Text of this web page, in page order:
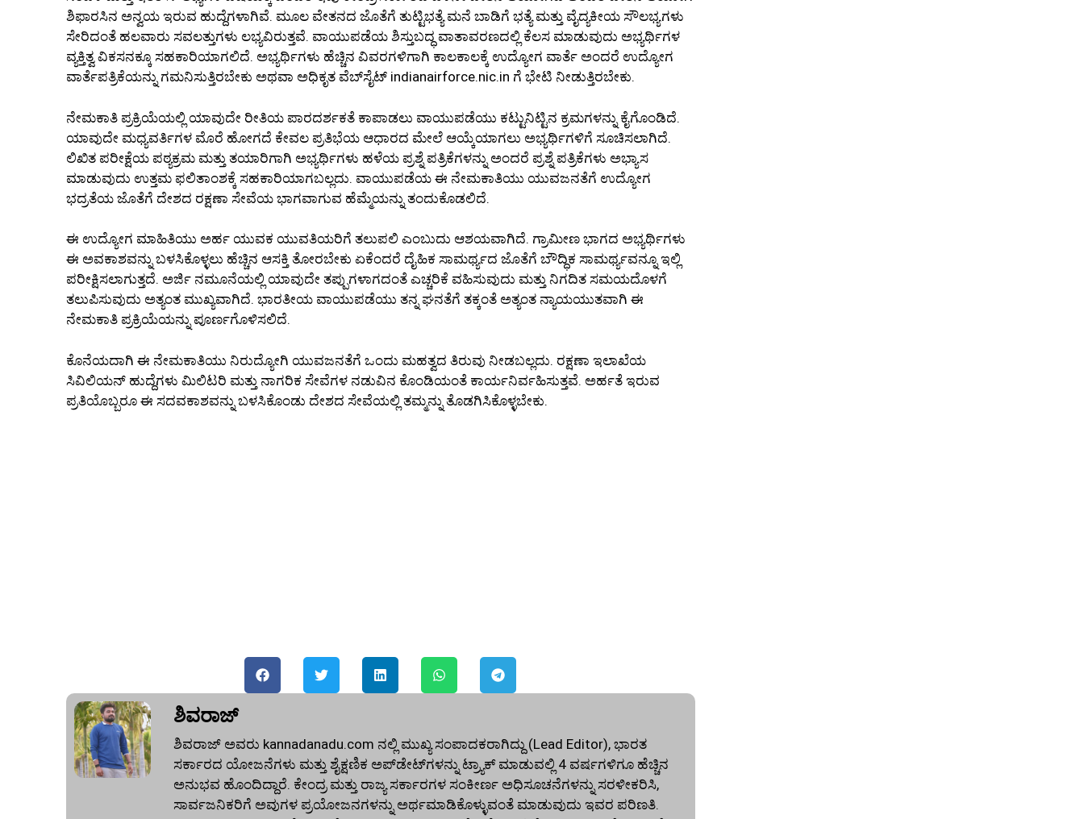
ಶಿಫಾರಸಿನ ಅನ್ವಯ ಇರುವ ಹುದ್ದೆಗಳಾಗಿವೆ. ಮೂಲ ವೇತನದ ಜೊತೆಗೆ ತುಟ್ಟಿಭತ್ಯೆ ಮನೆ ಬಾಡಿಗೆ ಭತ್ಯೆ ಮತ್ತು ವೈದ್ಯಕೀಯ ಸೌಲಭ್ಯಗಳು
ಸೇರಿದಂತೆ ಹಲವಾರು ಸವಲತ್ತುಗಳು ಲಭ್ಯವಿರುತ್ತವೆ. ವಾಯುಪಡೆಯ ಶಿಸ್ತುಬದ್ಧ ವಾತಾವರಣದಲ್ಲಿ ಕೆಲಸ ಮಾಡುವುದು ಅಭ್ಯರ್ಥಿಗಳ
ವ್ಯಕ್ತಿತ್ವ ವಿಕಸನಕ್ಕೂ ಸಹಕಾರಿಯಾಗಲಿದೆ. ಅಭ್ಯರ್ಥಿಗಳು ಹೆಚ್ಚಿನ ವಿವರಗಳಿಗಾಗಿ ಕಾಲಕಾಲಕ್ಕೆ ಉದ್ಯೋಗ ವಾರ್ತೆ ಅಂದರೆ ಉದ್ಯೋಗ
ವಾರ್ತೆಪತ್ರಿಕೆಯನ್ನು ಗಮನಿಸುತ್ತಿರಬೇಕು ಅಥವಾ ಅಧಿಕೃತ ವೆಬ್‌ಸೈಟ್ indianairforce.nic.in ಗೆ ಭೇಟಿ ನೀಡುತ್ತಿರಬೇಕು.
ನೇಮಕಾತಿ ಪ್ರಕ್ರಿಯೆಯಲ್ಲಿ ಯಾವುದೇ ರೀತಿಯ ಪಾರದರ್ಶಕತೆ ಕಾಪಾಡಲು ವಾಯುಪಡೆಯು ಕಟ್ಟುನಿಟ್ಟಿನ ಕ್ರಮಗಳನ್ನು ಕೈಗೊಂಡಿದೆ.
ಯಾವುದೇ ಮಧ್ಯವರ್ತಿಗಳ ಮೊರೆ ಹೋಗದೆ ಕೇವಲ ಪ್ರತಿಭೆಯ ಆಧಾರದ ಮೇಲೆ ಆಯ್ಕೆಯಾಗಲು ಅಭ್ಯರ್ಥಿಗಳಿಗೆ ಸೂಚಿಸಲಾಗಿದೆ.
ಲಿಖಿತ ಪರೀಕ್ಷೆಯ ಪಠ್ಯಕ್ರಮ ಮತ್ತು ತಯಾರಿಗಾಗಿ ಅಭ್ಯರ್ಥಿಗಳು ಹಳೆಯ ಪ್ರಶ್ನೆ ಪತ್ರಿಕೆಗಳನ್ನು ಅಂದರೆ ಪ್ರಶ್ನೆ ಪತ್ರಿಕೆಗಳು ಅಭ್ಯಾಸ
ಮಾಡುವುದು ಉತ್ತಮ ಫಲಿತಾಂಶಕ್ಕೆ ಸಹಕಾರಿಯಾಗಬಲ್ಲದು. ವಾಯುಪಡೆಯ ಈ ನೇಮಕಾತಿಯು ಯುವಜನತೆಗೆ ಉದ್ಯೋಗ
ಭದ್ರತೆಯ ಜೊತೆಗೆ ದೇಶದ ರಕ್ಷಣಾ ಸೇವೆಯ ಭಾಗವಾಗುವ ಹೆಮ್ಮೆಯನ್ನು ತಂದುಕೊಡಲಿದೆ.
ಈ ಉದ್ಯೋಗ ಮಾಹಿತಿಯು ಅರ್ಹ ಯುವಕ ಯುವತಿಯರಿಗೆ ತಲುಪಲಿ ಎಂಬುದು ಆಶಯವಾಗಿದೆ. ಗ್ರಾಮೀಣ ಭಾಗದ ಅಭ್ಯರ್ಥಿಗಳು
ಈ ಅವಕಾಶವನ್ನು ಬಳಸಿಕೊಳ್ಳಲು ಹೆಚ್ಚಿನ ಆಸಕ್ತಿ ತೋರಬೇಕು ಏಕೆಂದರೆ ದೈಹಿಕ ಸಾಮರ್ಥ್ಯದ ಜೊತೆಗೆ ಬೌದ್ಧಿಕ ಸಾಮರ್ಥ್ಯವನ್ನೂ ಇಲ್ಲಿ
ಪರೀಕ್ಷಿಸಲಾಗುತ್ತದೆ. ಅರ್ಜಿ ನಮೂನೆಯಲ್ಲಿ ಯಾವುದೇ ತಪ್ಪುಗಳಾಗದಂತೆ ಎಚ್ಚರಿಕೆ ವಹಿಸುವುದು ಮತ್ತು ನಿಗದಿತ ಸಮಯದೊಳಗೆ
ತಲುಪಿಸುವುದು ಅತ್ಯಂತ ಮುಖ್ಯವಾಗಿದೆ. ಭಾರತೀಯ ವಾಯುಪಡೆಯು ತನ್ನ ಘನತೆಗೆ ತಕ್ಕಂತೆ ಅತ್ಯಂತ ನ್ಯಾಯಯುತವಾಗಿ ಈ
ನೇಮಕಾತಿ ಪ್ರಕ್ರಿಯೆಯನ್ನು ಪೂರ್ಣಗೊಳಿಸಲಿದೆ.
ಕೊನೆಯದಾಗಿ ಈ ನೇಮಕಾತಿಯು ನಿರುದ್ಯೋಗಿ ಯುವಜನತೆಗೆ ಒಂದು ಮಹತ್ವದ ತಿರುವು ನೀಡಬಲ್ಲದು. ರಕ್ಷಣಾ ಇಲಾಖೆಯ
ಸಿವಿಲಿಯನ್ ಹುದ್ದೆಗಳು ಮಿಲಿಟರಿ ಮತ್ತು ನಾಗರಿಕ ಸೇವೆಗಳ ನಡುವಿನ ಕೊಂಡಿಯಂತೆ ಕಾರ್ಯನಿರ್ವಹಿಸುತ್ತವೆ. ಅರ್ಹತೆ ಇರುವ
ಪ್ರತಿಯೊಬ್ಬರೂ ಈ ಸದವಕಾಶವನ್ನು ಬಳಸಿಕೊಂಡು ದೇಶದ ಸೇವೆಯಲ್ಲಿ ತಮ್ಮನ್ನು ತೊಡಗಿಸಿಕೊಳ್ಳಬೇಕು.
ಶಿವರಾಜ್
ಶಿವರಾಜ್ ಅವರು kannadanadu.com ನಲ್ಲಿ ಮುಖ್ಯ ಸಂಪಾದಕರಾಗಿದ್ದು (Lead Editor), ಭಾರತ
ಸರ್ಕಾರದ ಯೋಜನೆಗಳು ಮತ್ತು ಶೈಕ್ಷಣಿಕ ಅಪ್‌ಡೇಟ್‌ಗಳನ್ನು ಟ್ರ್ಯಾಕ್ ಮಾಡುವಲ್ಲಿ 4 ವರ್ಷಗಳಿಗೂ ಹೆಚ್ಚಿನ
ಅನುಭವ ಹೊಂದಿದ್ದಾರೆ. ಕೇಂದ್ರ ಮತ್ತು ರಾಜ್ಯ ಸರ್ಕಾರಗಳ ಸಂಕೀರ್ಣ ಅಧಿಸೂಚನೆಗಳನ್ನು ಸರಳೀಕರಿಸಿ,
ಸಾರ್ವಜನಿಕರಿಗೆ ಅವುಗಳ ಪ್ರಯೋಜನಗಳನ್ನು ಅರ್ಥಮಾಡಿಕೊಳ್ಳುವಂತೆ ಮಾಡುವುದು ಇವರ ಪರಿಣತಿ.